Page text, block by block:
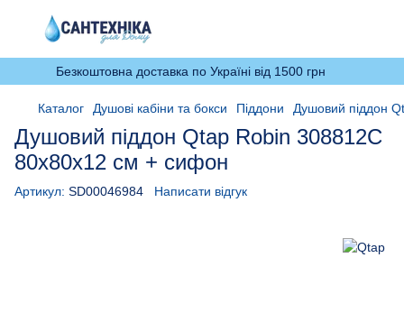
Безкоштовна доставка по Україні від 1500 грн
Каталог Душові кабіни та бокси Піддони Душовий піддон
Душовий піддон Qtap Robin 308812C
80x80x12 см + сифон
Артикул: SD00046984 Написати відгук